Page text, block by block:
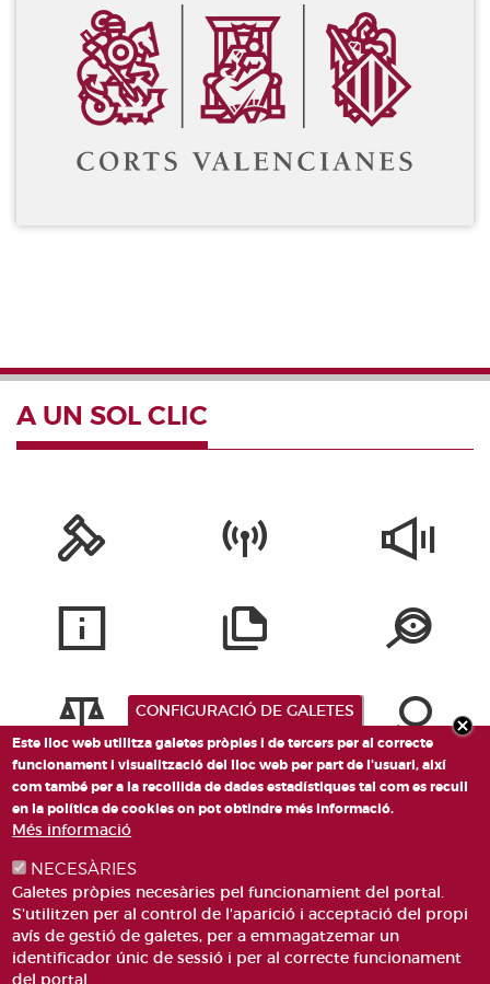
A UN SOL CLIC
PLAÇA DE SANT LLORENÇ, 4 VALÈNCIA 46003
CONFIGURACIÓ DE GALETES
Este lloc web utilitza galetes pròpies i de tercers per al correcte
funcionament i visualització del lloc web per part de l'usuari, així
com també per a la recollida de dades estadístiques tal com es recull
en la política de cookies on pot obtindre més informació.
Més informació
NECESÀRIES
Galetes pròpies necesàries pel funcionamient del portal.
S'utilitzen per al control de l'aparició i acceptació del propi
avís de gestió de galetes, per a emmagatzemar un
identificador únic de sessió i per al correcte funcionament
del portal.